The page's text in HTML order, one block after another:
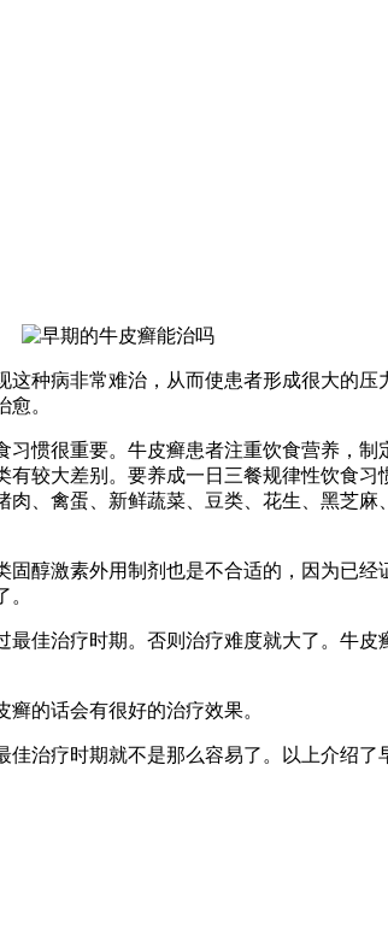
种病非常难治，从而使患者形成很大的
。
惯很重要。牛皮癣患者注重饮食营养，
较大差别。要养成一日三餐规律性饮食
、禽蛋、新鲜蔬菜、豆类、花生、黑芝
醇激素外用制剂也是不合适的，因为已
佳治疗时期。否则治疗难度就大了。牛
的话会有很好的治疗效果。
治疗时期就不是那么容易了。以上介绍